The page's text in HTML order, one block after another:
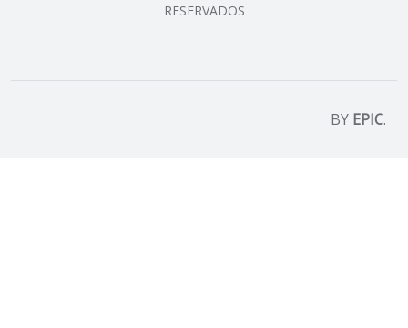
RESERVADOS
BY EPIC.